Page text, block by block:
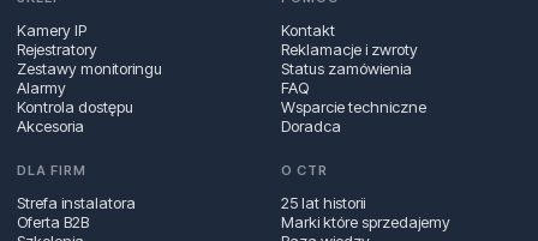
Kamery IP
Rejestratory
Zestawy monitoringu
Alarmy
Kontrola dostępu
Akcesoria
Kontakt
Reklamacje i zwroty
Status zamówienia
FAQ
Wsparcie techniczne
Doradca
DLA FIRM
Strefa instalatora
Oferta B2B
O CTR
25 lat historii
Marki które sprzedajemy